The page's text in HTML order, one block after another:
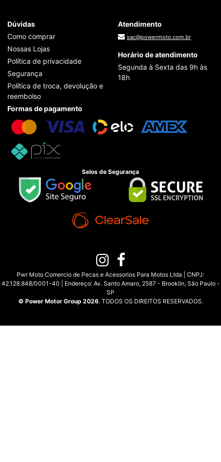
Dúvidas
Como comprar
Nossas Lojas
Política de privacidade
Segurança
Política de troca, devolução e
reembolso
Atendimento
sac@powermoto.com.br
Horário de atendimento
Segunda à Sexta das 9h às
18h
Formas de pagamento
Selos de Segurança
Pwr Moto Comercio de Pecas e Acessorios Para Motos Ltda | CNPJ:
42.128.848/0001-40 | Endereço: Av. Santo Amaro, 2587 - Brooklin, São Paulo -
SP
© Power Motor Group 2026. TODOS OS DIREITOS RESERVADOS.